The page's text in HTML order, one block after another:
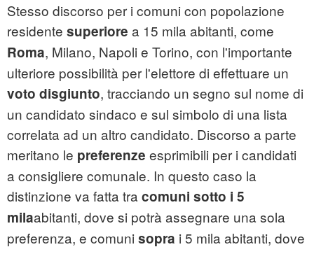
Stesso discorso per i comuni con popolazione
residente superiore a 15 mila abitanti, come
Roma, Milano, Napoli e Torino, con l'importante
ulteriore possibilità per l'elettore di effettuare un
voto disgiunto, tracciando un segno sul nome di
un candidato sindaco e sul simbolo di una lista
correlata ad un altro candidato. Discorso a parte
meritano le preferenze esprimibili per i candidati
a consigliere comunale. In questo caso la
distinzione va fatta tra comuni sotto i 5
milaabitanti, dove si potrà assegnare una sola
preferenza, e comuni sopra i 5 mila abitanti, dove